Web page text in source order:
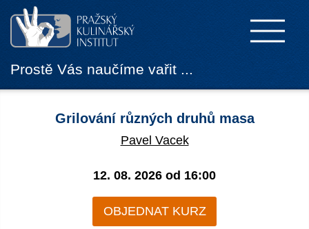
Prostě Vás naučíme vařit ...
Grilování různých druhů masa
Pavel Vacek
12. 08. 2026 od 16:00
OBJEDNAT KURZ